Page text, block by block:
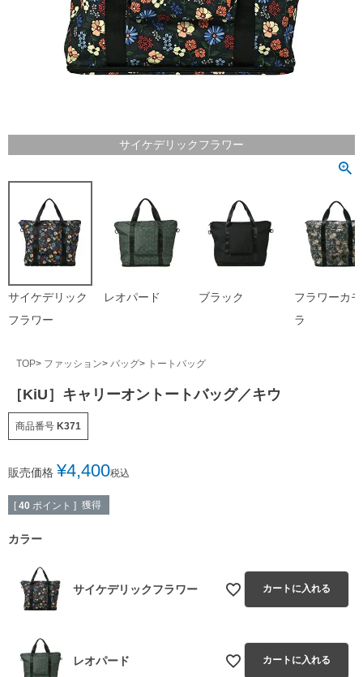
サイケデリックフラワー
サイケデリック
フラワー
レオパード ブラック
フラワーカ
ラ
TOP ファッション バッグ トートバッグ
［KiU］キャリーオントートバッグ／キウ
商品番号 K371
販売価格 ¥4,400税込
[ 40 ポイント ] 獲得
カラー
サイケデリックフラワー カートに入れる
レオパード カートに入れる